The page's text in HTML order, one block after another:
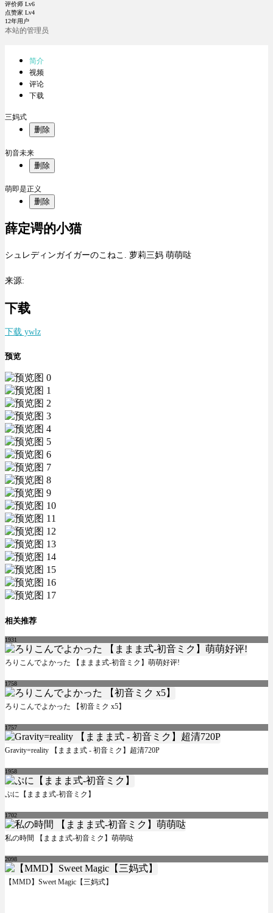
评价师 Lv6
点赞家 Lv4
12年用户
本站的管理员
简介
视频
评论
下载
三妈式
删除
初音未来
删除
萌即是正义
删除
薛定谔的小猫
シュレディンガイガーのこねこ. 萝莉三妈 萌萌哒
来源:
下载
下载 ywlz
预览
相关推荐
1931
ろりこんでよかった 【ままま式-初音ミク】萌萌好评!
1758
ろりこんでよかった 【初音ミク x5】
1757
Gravity=reality 【ままま式 - 初音ミク】超清720P
1958
ぷに【ままま式-初音ミク】
1702
私の時間 【ままま式-初音ミク】萌萌哒
2098
【MMD】Sweet Magic【三妈式】